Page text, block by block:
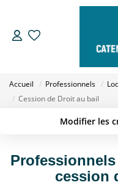
Accueil Professionnels
Cession de Droit au bail
Modifier les
Type de transaction
Type de bien
cession